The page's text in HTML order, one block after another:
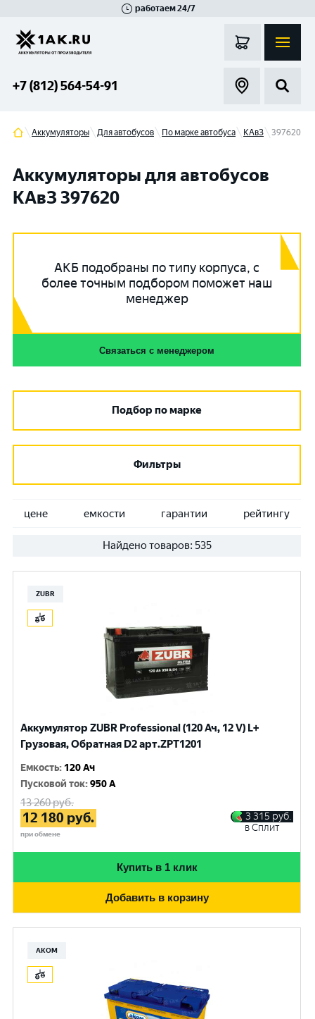
работаем 24/7
+7 (812) 564-54-91
Аккумуляторы Для автобусов По марке автобуса КАвЗ 397620
Аккумуляторы для автобусов
КАвЗ 397620
АКБ подобраны по типу корпуса, с
более точным подбором поможет наш
менеджер
Связаться с менеджером
Подбор по марке
Фильтры
цене емкости гарантии рейтингу
Найдено товаров: 535
ZUBR
Аккумулятор ZUBR Professional (120 Ач, 12 V) L+
Грузовая, Обратная D2 арт.ZPT1201
Емкость: 120 Ач
Пусковой ток:950 A
13 260руб.
12 180 руб.
при обмене
3 315 руб.
в Сплит
Купить в 1 клик
Добавить в корзину
АКОМ
Гатчина